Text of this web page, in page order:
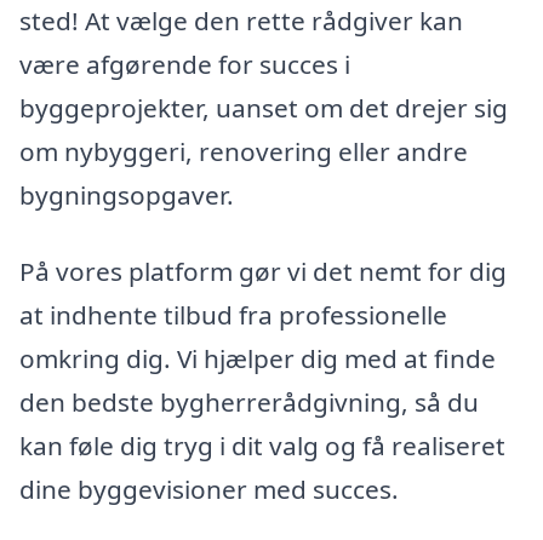
sted! At vælge den rette rådgiver kan
være afgørende for succes i
byggeprojekter, uanset om det drejer sig
om nybyggeri, renovering eller andre
bygningsopgaver.
På vores platform gør vi det nemt for dig
at indhente tilbud fra professionelle
omkring dig. Vi hjælper dig med at finde
den bedste bygherrerådgivning, så du
kan føle dig tryg i dit valg og få realiseret
dine byggevisioner med succes.